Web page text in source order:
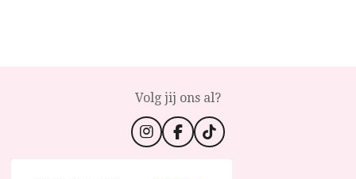
Volg jij ons al?
I
n
F
a
T
i